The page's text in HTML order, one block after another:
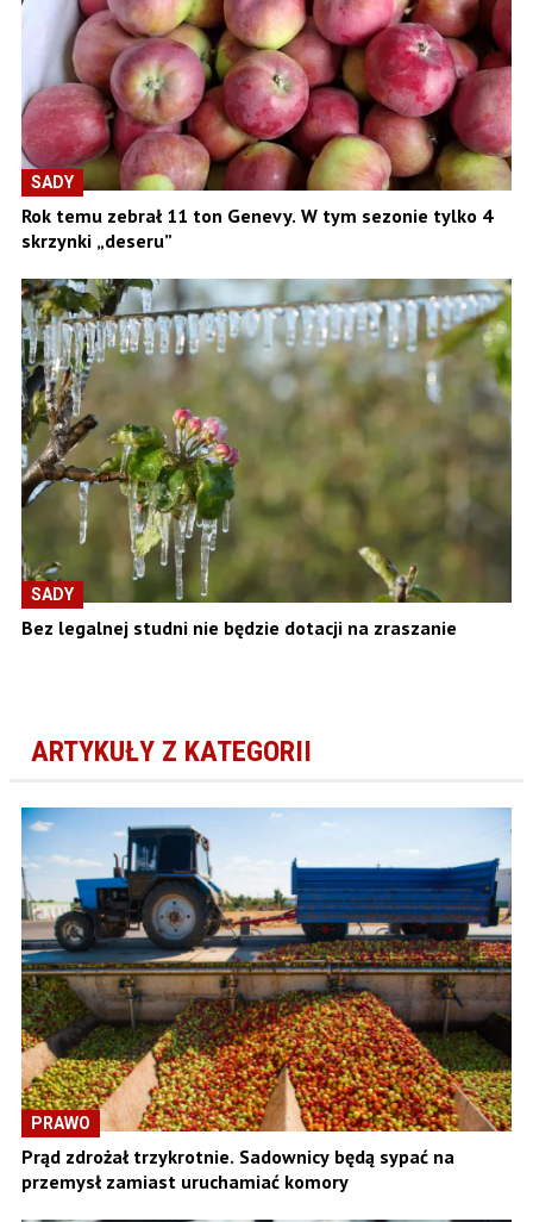
SADY
Rok temu zebrał 11 ton Genevy. W tym sezonie tylko 4
skrzynki „deseru”
SADY
Bez legalnej studni nie będzie dotacji na zraszanie
ARTYKUŁY Z KATEGORII
PRAWO
Prąd zdrożał trzykrotnie. Sadownicy będą sypać na
przemysł zamiast uruchamiać komory